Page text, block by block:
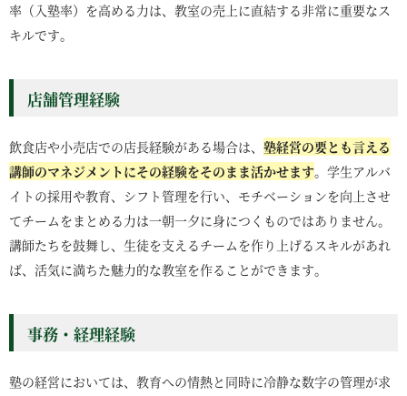
率（入塾率）を高める力は、教室の売上に直結する非常に重要なス
キルです。
店舗管理経験
飲食店や小売店での店長経験がある場合は、 塾経営の要とも言える
講師のマネジメントにその経験をそのまま活かせます。学生アルバ
イトの採用や教育、シフト管理を行い、モチベーションを向上させ
てチームをまとめる力は一朝一夕に身につくものではありません。
講師たちを鼓舞し、生徒を支えるチームを作り上げるスキルがあれ
ば、活気に満ちた魅力的な教室を作ることができます。
事務・経理経験
塾の経営においては、教育への情熱と同時に冷静な数字の管理が求